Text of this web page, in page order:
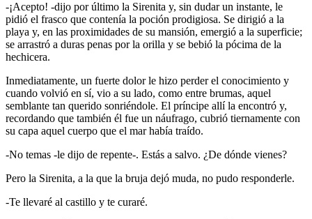
-¡Acepto! -dijo por último la Sirenita y, sin dudar un instante, le
pidió el frasco que contenía la poción prodigiosa. Se dirigió a la
playa y, en las proximidades de su mansión, emergió a la superficie;
se arrastró a duras penas por la orilla y se bebió la pócima de la
hechicera.
Inmediatamente, un fuerte dolor le hizo perder el conocimiento y
cuando volvió en sí, vio a su lado, como entre brumas, aquel
semblante tan querido sonriéndole. El príncipe allí la encontró y,
recordando que también él fue un náufrago, cubrió tiernamente con
su capa aquel cuerpo que el mar había traído.
-No temas -le dijo de repente-. Estás a salvo. ¿De dónde vienes?
Pero la Sirenita, a la que la bruja dejó muda, no pudo responderle.
-Te llevaré al castillo y te curaré.